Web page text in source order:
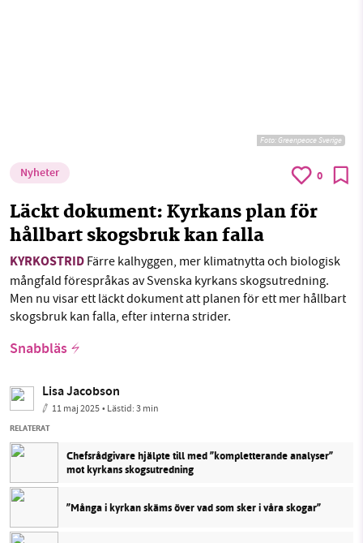
Foto: Greenpeace Sverige
Nyheter 0
Läckt dokument: Kyrkans plan för
hållbart skogsbruk kan falla
KYRKOSTRID Färre kalhyggen, mer klimatnytta och biologisk
mångfald förespråkas av Svenska kyrkans skogsutredning.
Men nu visar ett läckt dokument att planen för ett mer hållbart
skogsbruk kan falla, efter interna strider.
Snabbläs
Lisa Jacobson
11 maj 2025• Lästid:3 min
RELATERAT
Chefsrådgivare hjälpte till med ”kompletterande analyser”
mot kyrkans skogsutredning
”Många i kyrkan skäms över vad som sker i våra skogar”